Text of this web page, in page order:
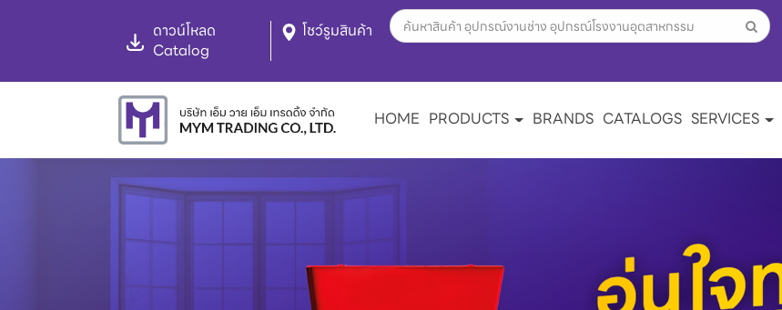
ดาวน์โหลด
Catalog
โชว์รูมสินค้า
HOME PRODUCTS BRANDS CATALOGS SERVICES